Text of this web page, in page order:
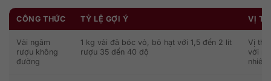
CÔNG THỨC TỶ LỆ GỢI Ý VỊ
Vải ngâm
rượu không
đường
1 kg vải đã bóc vỏ, bỏ hạt với 1,5 đến 2 lít
rượu 35 đến 40 độ
Vị
với
nhiên